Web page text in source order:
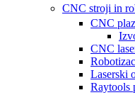
CNC stroji in
CNC
CNC
Laserski
Raytools